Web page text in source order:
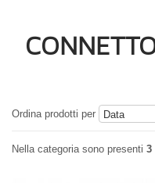
Ordina prodotti per Data
Nella categoria sono presenti 3